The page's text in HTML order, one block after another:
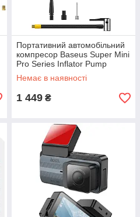
Портативний автомобільний
компресор Baseus Super Mini
Pro Series Inflator Pump
Немає в наявності
1 449 ₴